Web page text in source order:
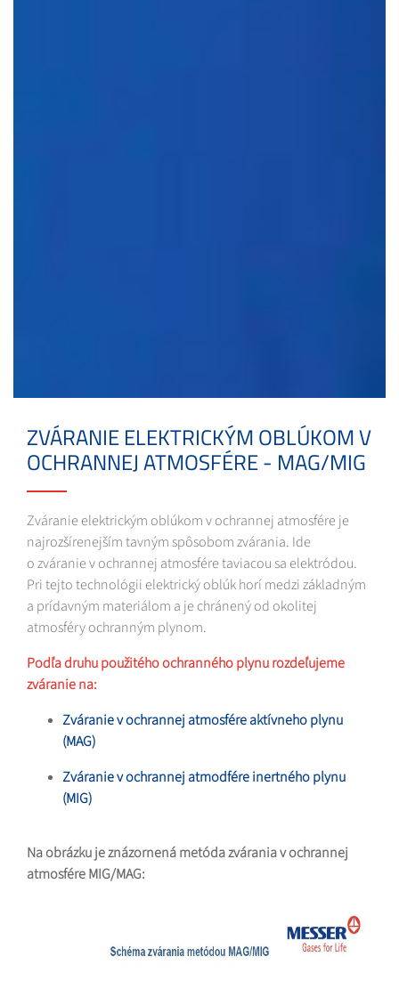
ZVÁRANIE ELEKTRICKÝM OBLÚKOM V
OCHRANNEJ ATMOSFÉRE - MAG/MIG
Zváranie elektrickým oblúkom v ochrannej atmosfére je
najrozšírenejším tavným spôsobom zvárania. Ide
o zváranie v ochrannej atmosfére taviacou sa elektródou.
Pri tejto technológii elektrický oblúk horí medzi základným
a prídavným materiálom a je chránený od okolitej
atmosféry ochranným plynom.
Podľa druhu použitého ochranného plynu rozdeľujeme
zváranie na:
Zváraniev ochrannej atmosfére aktívneho plynu
(MAG)
Zváranie v ochrannej atmodfére inertného plynu
(MIG)
Na obrázku je znázornená metóda zvárania v ochrannej
atmosfére MIG/MAG: